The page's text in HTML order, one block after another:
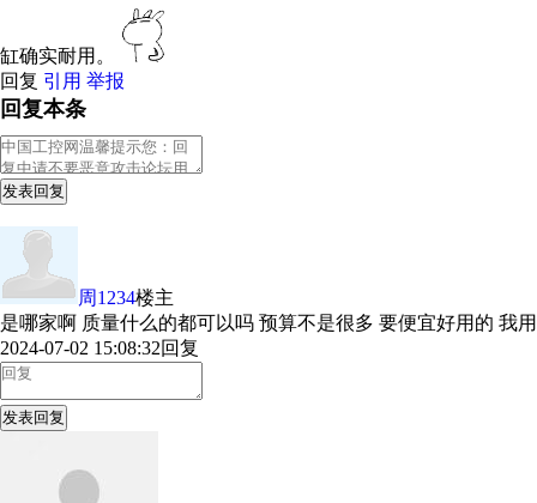
缸确实耐用。
回复 引用 举报
回复本条
发表回复
周1234楼主
是哪家啊 质量什么的都可以吗 预算不是很多 要便宜好用的 我
2024-07-02 15:08:32回复
发表回复